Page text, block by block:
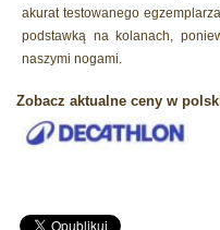
akurat testowanego
podstawką na kolanach,
naszymi nogami.
Zobacz aktualne ceny w